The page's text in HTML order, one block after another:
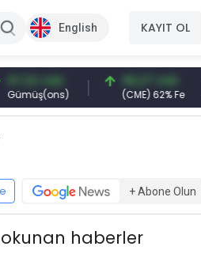
English KAYIT OL
96,27 USD
(CME) 62% Fe
+ Abone Olun
okunan haberler